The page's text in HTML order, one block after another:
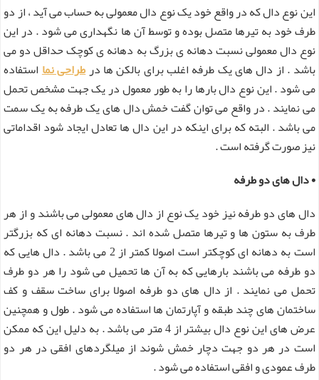
این نوع دال که در واقع خود یک نوع دال معمولی به حساب می آید ، از دو
طرف خود به تیرها متصل بوده و توسط آن ها نگهداری می شود . در این
نوع دال معمولی نسبت دهانه ی بزرگ به دهانه ی کوچک حداقل دو می
باشد . از دال های یک طرفه اغلب برای بالکن ها درطراحی نمااستفاده
می شود . این نوع دال بارها را به طور معمول در یک جهت مشخص تحمل
می نمایند . در واقع می توان گفت خمش دال های یک طرفه به یک سمت
می باشد . البته که برای اینکه در این دال ها تعادل ایجاد شود اقداماتی
نیز صورت گرفته است .
• دال های دو طرفه
دال های دو طرفه نیز خود یک نوع از دال های معمولی می باشند و از هر
طرف به ستون ها و تیرها متصل شده اند . نسبت دهانه ای که بزرگتر
است به دهانه ای کوچکتر است اصولا کمتر از 2 می باشد . دال هایی که
دو طرفه می باشند بارهایی که به آن ها تحمیل می شود را هر دو طرف
تحمل می نمایند . از دال های دو طرفه اصولا برای ساخت سقف و کف
ساختمان های چند طبقه و آپارتمان ها استفاده می شود . طول و همچنین
عرض های این نوع دال بیشتر از 4 متر می باشد . به دلیل این که ممکن
است در هر دو جهت دچار خمش شوند از میلگردهای افقی در هر دو
طرف عمودی و افقی استفاده می شود .